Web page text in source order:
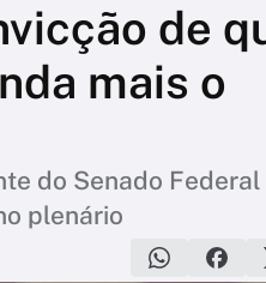
de
mais o
do Senado
plenário